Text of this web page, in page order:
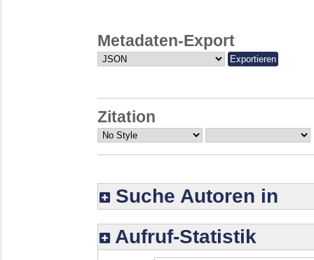
Metadaten-Export
Zitation
Suche Autoren in
Aufruf-Statistik